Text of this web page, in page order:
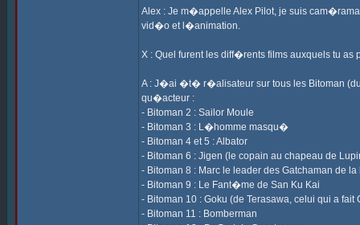
Alex : Je m�appelle Alex Pilot, je suis
vid�o et l�animation.
X : Quel furent les diff�rents films auxquels tu
A : J�ai �t� r�alisateur sur tous les Bitoman
qu�acteur :
- Bitoman 2 : Sailor Moule
- Bitoman 3 : L�homme masqu�
- Bitoman 4 et 5 : Albator
- Bitoman 6 : Jigen (le copain au chapeau de
- Bitoman 8 : Marc le leader des Gatchaman de
- Bitoman 9 : Le Fant�me de San Ku Kai
- Bitoman 10 : Goku (de Terasawa, celui qui a fait
- Bitoman 11 : Bomberman